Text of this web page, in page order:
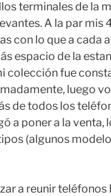
terminales de la
A la par mis
con lo que a cada
espacio de la
colección fue
luego
de todos los
a poner a la venta,
(algunos
a reunir teléfonos